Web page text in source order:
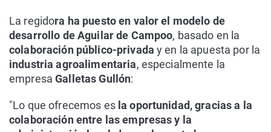
La regidora ha puesto en valor el modelo de
desarrollo de Aguilar de Campoo, basado en la
colaboración público-privada y en la apuesta por la
industria agroalimentaria, especialmente la
empresaGalletas Gullón:
"Lo que ofrecemos es la oportunidad, gracias a la
colaboración entre las empresas y la